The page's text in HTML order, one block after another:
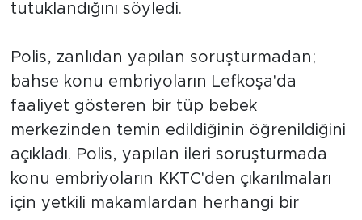
tutuklandığını söyledi.
Polis, zanlıdan yapılan soruşturmadan;
bahse konu embriyoların Lefkoşa'da
faaliyet gösteren bir tüp bebek
merkezinden temin edildiğinin öğrenildiğini
açıkladı. Polis, yapılan ileri soruşturmada
konu embriyoların KKTC'den çıkarılmaları
için yetkili makamlardan herhangi bir